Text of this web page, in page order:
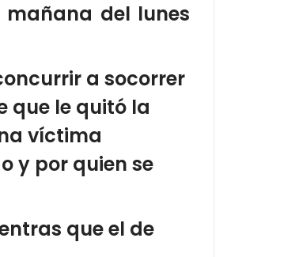
mañana del lunes
a socorrer
que le quitó la
víctima
y por quien se
que el de